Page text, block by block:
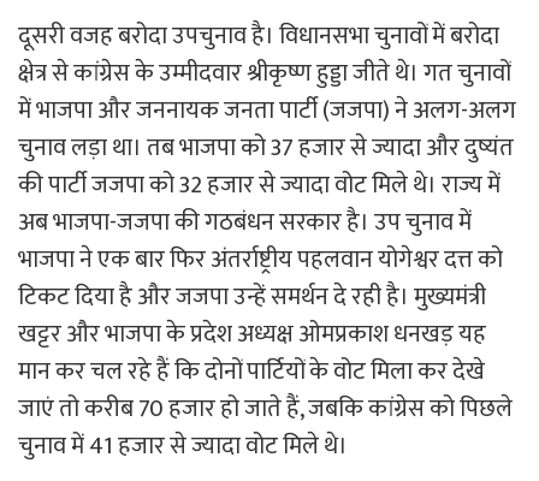
दूसरी वजह बरोदा उपचुनाव है। विधानसभा चुनावों में बरोदा
क्षेत्र से कांग्रेस के उम्मीदवार श्रीकृष्ण हुड्डा जीते थे। गत चुनावों
में भाजपा और जननायक जनता पार्टी (जजपा) ने अलग-अलग
चुनाव लड़ा था। तब भाजपा को 37 हजार से ज्यादा और दुष्यंत
की पार्टी जजपा को 32 हजार से ज्यादा वोट मिले थे। राज्य में
अब भाजपा-जजपा की गठबंधन सरकार है। उप चुनाव में
भाजपा ने एक बार फिर अंतर्राष्ट्रीय पहलवान योगेश्वर दत्त को
टिकट दिया है और जजपा उन्हें समर्थन दे रही है। मुख्यमंत्री
खट्टर और भाजपा के प्रदेश अध्यक्ष ओमप्रकाश धनखड़ यह
मान कर चल रहे हैं कि दोनों पार्टियों के वोट मिला कर देखे
जाएं तो करीब 70 हजार हो जाते हैं, जबकि कांग्रेस को पिछले
चुनाव में 41 हजार से ज्यादा वोट मिले थे।